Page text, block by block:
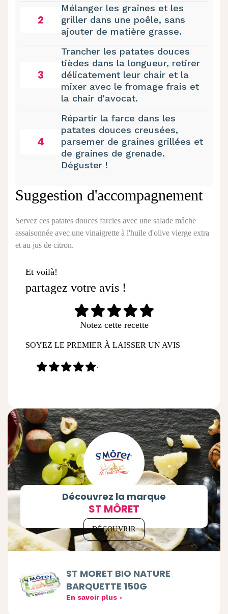
2
Mélanger les graines et les
griller dans une poêle, sans
ajouter de matière grasse.
3
Trancher les patates douces
tièdes dans la longueur, retirer
délicatement leur chair et la
mixer avec le fromage frais et
la chair d'avocat.
4
Répartir la farce dans les
patates douces creusées,
parsemer de graines grillées et
de graines de grenade.
Déguster !
Suggestion d'accompagnement
Servez ces patates douces farcies avec une salade mâche
assaisonnée avec une vinaigrette à l'huile d'olive vierge extra
et au jus de citron.
Et voilà!
partagez votre avis !
Notez cette recette
SOYEZ LE PREMIER À LAISSER UN AVIS
-
Découvrez la marque
ST MÔRET
DÉCOUVRIR
ST MORET BIO NATURE
BARQUETTE 150G
En savoir plus